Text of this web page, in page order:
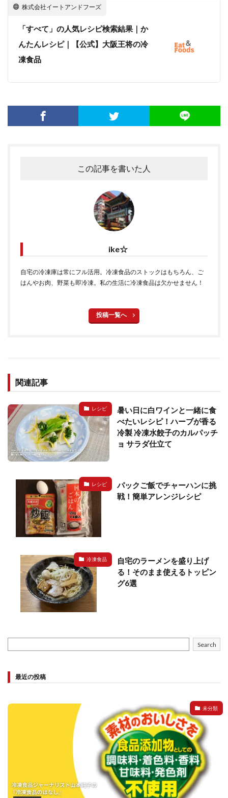
株式会社イートアンドフーズ
「すべて」の人気レシピ検索結果｜か
んたんレシピ｜【公式】大阪王将の冷
凍食品
この記事を書いた人
ike☆
自宅の冷凍庫は常にフル活用。冷凍食品のストックはもちろん、ご
はんやお肉、野菜も即冷凍。私の生活に冷凍食品は欠かせません！
投稿一覧へ
関連記事
レシピ
暑い日に白ワインと一緒に食
べたいレシピ！ハーブが香る
冷製 冷凍水餃子のカルパッチ
ョ サラダ仕立て
レシピ
パックご飯でチャーハンに挑
戦！簡単アレンジレシピ
冷凍食品
自宅のラーメンを盛り上げ
る！そのまま使えるトッピン
グ6選
Search
最近の投稿
未分類